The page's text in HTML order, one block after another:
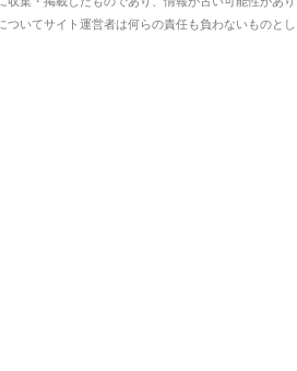
いてサイト運営者は何らの責任も負わないものとし